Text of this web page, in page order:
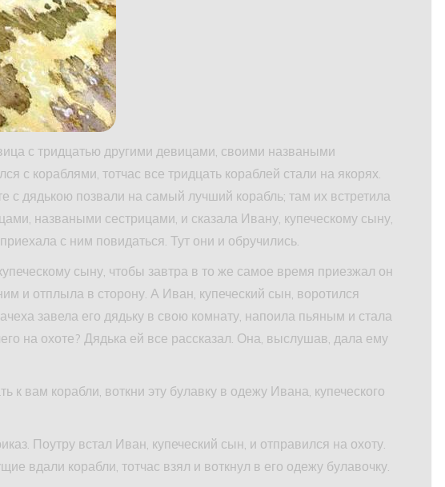
с тридцатью другими девицами, своими назваными
с кораблями, тотчас все тридцать кораблей стали на якорях.
с дядькою позвали на самый лучший корабль; там их встретила
назваными сестрицами, и сказала Ивану, купеческому сыну,
с ним повидаться. Тут они и обручились.
сыну, чтобы завтра в то же самое время приезжал он
и отплыла в сторону. А Иван, купеческий сын, воротился
завела его дядьку в свою комнату, напоила пьяным и стала
на охоте? Дядька ей все рассказал. Она, выслушав, дала ему
к вам корабли, воткни эту булавку в одежу Ивана, купеческого
Поутру встал Иван, купеческий сын, и отправился на охоту.
вдали корабли, тотчас взял и воткнул в его одежу булавочку.